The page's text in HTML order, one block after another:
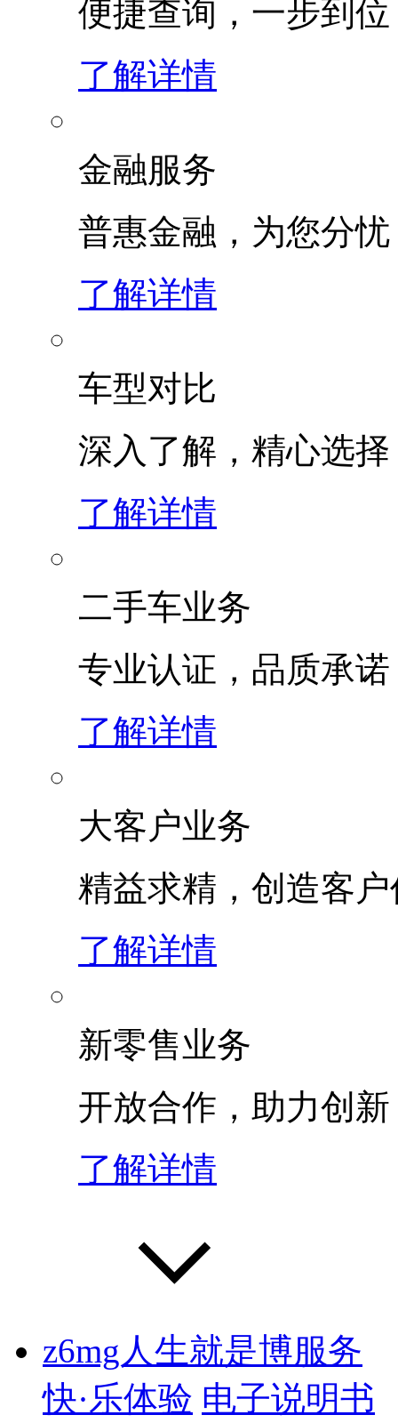
便捷查询，一步到位
了解详情
金融服务
普惠金融，为您分忧
了解详情
车型对比
深入了解，精心选择
了解详情
二手车业务
专业认证，品质承诺
了解详情
大客户业务
精益求精，创造客
了解详情
新零售业务
开放合作，助力创新
了解详情
z6mg人生就是博服务
快·乐体验 电子说明书